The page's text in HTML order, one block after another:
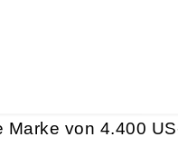
Marke von 4.400